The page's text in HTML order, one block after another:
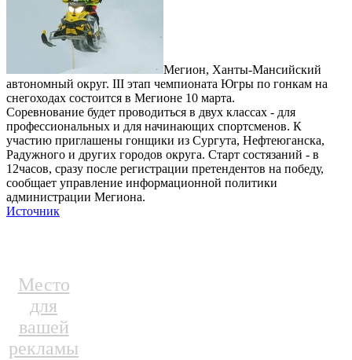
Мегион, Ханты-Мансийский
автономный округ. III этап чемпионата Югры по гонкам на
снегоходах состоится в Мегионе 10 марта.
Соревнование будет проводиться в двух классах - для
профессиональных и для начинающих спортсменов. К
участию приглашены гонщики из Сургута, Нефтеюганска,
Радужного и других городов округа. Старт состязаний - в
12часов, сразу после регистрации претендентов на победу,
сообщает управление информационной политики
администрации Мегиона.
Источник
Место
для
вашей
рекламы